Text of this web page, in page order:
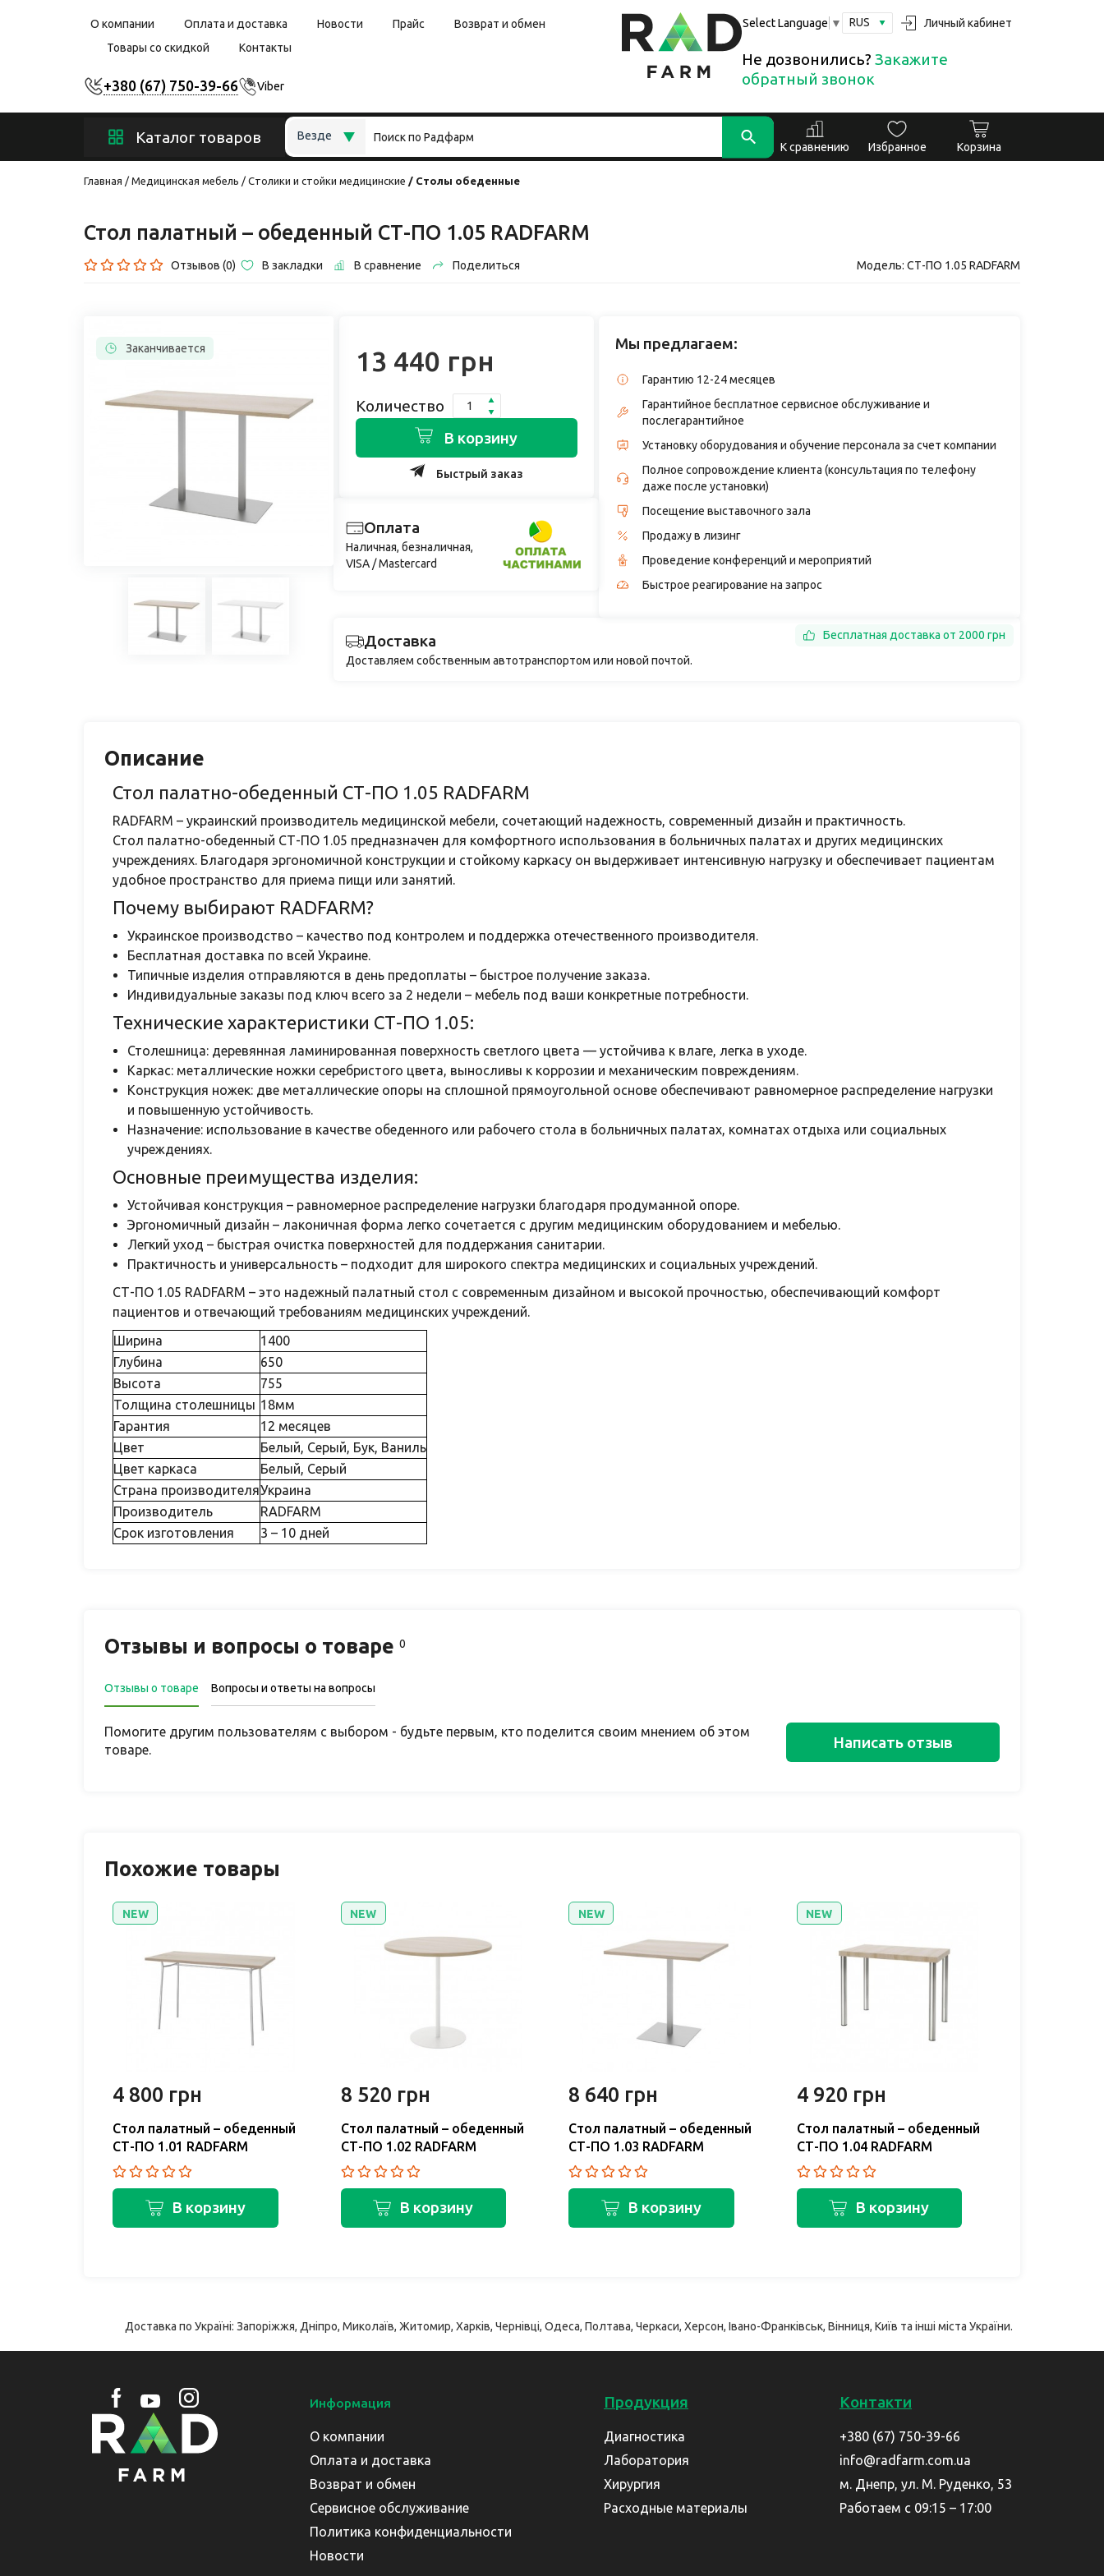
О компании Оплата и доставка Новости Прайс
Возврат и обмен
Товары со скидкой
Контакты
+380 (67) 750-39-66 Viber
Select Language ▼ RUS Личный кабинет
Не дозвонились? Закажите
обратный звонок
Каталог товаров
Везде
К сравнению
Избранное Корзина
Главная Медицинская мебель Столики и стойки медицинские Столы обеденные
Стол палатный – обеденный СТ-ПО 1.05 RADFARM
Отзывов (0) В закладки В сравнение Поделиться Модель: СТ-ПО 1.05 RADFARM
Заканчивается 13 440 грн
Количество
В корзину
Быстрый заказ
Оплата
Наличная, безналичная,
VISA / Mastercard
Мы предлагаем:
Гарантию 12-24 месяцев
Гарантийное бесплатное сервисное обслуживание и
послегарантийное
Установку оборудования и обучение персонала за счет компании
Полное сопровождение клиента (консультация по телефону
даже после установки)
Посещение выставочного зала
Продажу в лизинг
Проведение конференций и мероприятий
Быстрое реагирование на запрос
Доставка
Доставляем собственным автотранспортом или новой почтой.
Бесплатная доставка от 2000 грн
Описание
Стол палатно-обеденный СТ-ПО 1.05 RADFARM
RADFARM – украинский производитель медицинской мебели, сочетающий надежность, современный дизайн и практичность.
Стол палатно-обеденный СТ-ПО 1.05 предназначен для комфортного использования в больничных палатах и ​​других медицинских
учреждениях. Благодаря эргономичной конструкции и стойкому каркасу он выдерживает интенсивную нагрузку и обеспечивает пациентам
удобное пространство для приема пищи или занятий.
Почему выбирают RADFARM?
Украинское производство – качество под контролем и поддержка отечественного производителя.
Бесплатная доставка по всей Украине.
Типичные изделия отправляются в день предоплаты – быстрое получение заказа.
Индивидуальные заказы под ключ всего за 2 недели – мебель под ваши конкретные потребности.
Технические характеристики СТ-ПО 1.05:
Столешница: деревянная ламинированная поверхность светлого цвета — устойчива к влаге, легка в уходе.
Каркас: металлические ножки серебристого цвета, выносливы к коррозии и механическим повреждениям.
Конструкция ножек: две металлические опоры на сплошной прямоугольной основе обеспечивают равномерное распределение нагрузки
и повышенную устойчивость.
Назначение: использование в качестве обеденного или рабочего стола в больничных палатах, комнатах отдыха или социальных
учреждениях.
Основные преимущества изделия:
Устойчивая конструкция – равномерное распределение нагрузки благодаря продуманной опоре.
Эргономичный дизайн – лаконичная форма легко сочетается с другим медицинским оборудованием и мебелью.
Легкий уход – быстрая очистка поверхностей для поддержания санитарии.
Практичность и универсальность – подходит для широкого спектра медицинских и социальных учреждений.
СТ-ПО 1.05 RADFARM – это надежный палатный стол с современным дизайном и высокой прочностью, обеспечивающий комфорт
пациентов и отвечающий требованиям медицинских учреждений.
Ширина
1400
Глубина
650
Высота
755
Толщина столешницы 18мм
Гарантия
12 месяцев
Цвет
Белый, Серый, Бук, Ваниль
Цвет каркаса
Белый, Серый
Страна производителяУкраина
Производитель
RADFARM
Срок изготовления
3 – 10 дней
Отзывы и вопросы о товаре 0
Отзывы о товаре Вопросы и ответы на вопросы
Помогите другим пользователям с выбором - будьте первым, кто поделится своим мнением об этом
товаре.
Написать отзыв
Похожие товары
NEW
4 800 грн
Стол палатный – обеденный
СТ-ПО 1.01 RADFARM
В корзину
NEW
8 520 грн
Стол палатный – обеденный
СТ-ПО 1.02 RADFARM
В корзину
NEW
8 640 грн
Стол палатный – обеденный
СТ-ПО 1.03 RADFARM
В корзину
NEW
4 920 грн
Стол палатный – обеденный
СТ-ПО 1.04 RADFARM
В корзину
Доставка по Україні: Запоріжжя, Дніпро, Миколаїв, Житомир, Харків, Чернівці, Одеса, Полтава, Черкаси, Херсон, Івано-Франківськ, Вінниця, Київ та інші міста України.
Информация
О компании
Оплата и доставка
Возврат и обмен
Сервисное обслуживание
Политика конфиденциальности
Новости
Продукция
Диагностика
Лаборатория
Хирургия
Расходные материалы
Контакти
+380 (67) 750-39-66
info@radfarm.com.ua
м. Днепр, ул. М. Руденко, 53
Работаем с 09:15 – 17:00